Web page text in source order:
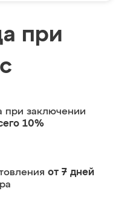
при
при заключении
10%
от 7 дней